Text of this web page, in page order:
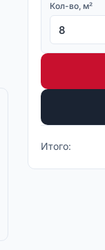
Кол-во, м²
Итого: